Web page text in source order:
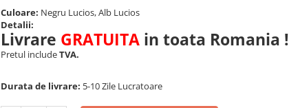
Culoare: Negru Lucios, Alb Lucios
Detalii:
Livrare GRATUITA in toata Romania !
Pretul includeTVA.
Durata de livrare: 5-10 Zile Lucratoare